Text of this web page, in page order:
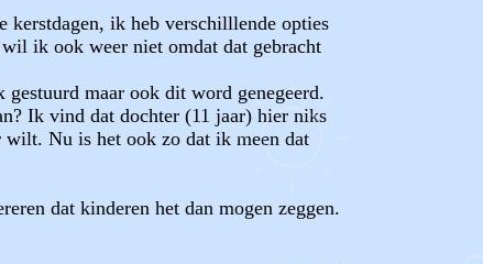
kerstdagen, ik heb verschilllende opties
ik ook weer niet omdat dat gebracht
maar ook dit word genegeerd.
Ik vind dat dochter (11 jaar) hier niks
wilt. Nu is het ook zo dat ik meen dat
dat kinderen het dan mogen zeggen.